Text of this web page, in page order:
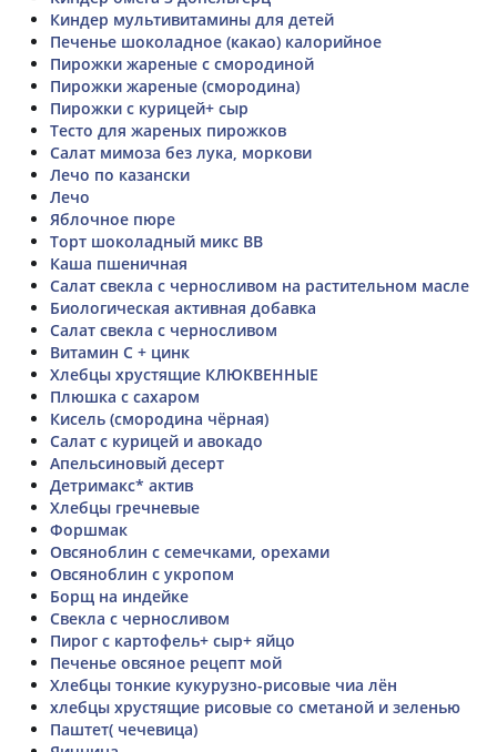
Киндер мультивитамины для детей
Печенье шоколадное (какао) калорийное
Пирожки жареные с смородиной
Пирожки жареные (смородина)
Пирожки с курицей+ сыр
Тесто для жареных пирожков
Салат мимоза без лука, моркови
Лечо по казански
Лечо
Яблочное пюре
Торт шоколадный микс ВВ
Каша пшеничная
Салат свекла с черносливом на растительном масле
Биологическая активная добавка
Салат свекла с черносливом
Витамин С + цинк
Хлебцы хрустящие КЛЮКВЕННЫЕ
Плюшка с сахаром
Кисель (смородина чёрная)
Салат с курицей и авокадо
Апельсиновый десерт
Детримакс* актив
Хлебцы гречневые
Форшмак
Овсяноблин с семечками, орехами
Овсяноблин с укропом
Борщ на индейке
Свекла с черносливом
Пирог с картофель+ сыр+ яйцо
Печенье овсяное рецепт мой
Хлебцы тонкие кукурузно-рисовые чиа лён
хлебцы хрустящие рисовые со сметаной и зеленью
Паштет( чечевица)